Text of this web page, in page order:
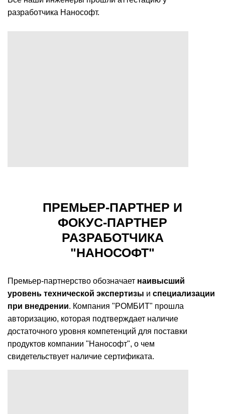
разработчика Нанософт.
ПРЕМЬЕР-ПАРТНЕР И
ФОКУС-ПАРТНЕР
РАЗРАБОТЧИКА
"НАНОСОФТ"
Премьер-партнерство обозначает наивысший
уровень технической экспертизы и специализации
при внедрении. Компания "РОМБИТ" прошла
авторизацию, которая подтверждает наличие
достаточного уровня компетенций для поставки
продуктов компании "Нанософт", о чем
свидетельствует наличие сертификата.